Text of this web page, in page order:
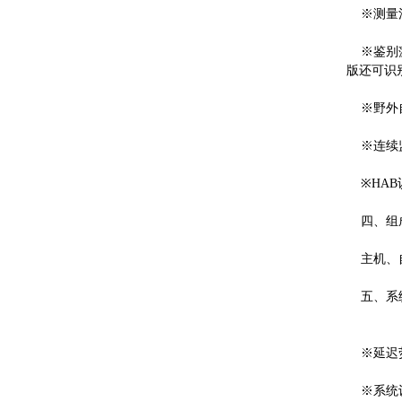
※测量
※鉴别藻
版还可识
※野外
※连续
※HAB
四、组
主机、
五、系
※延迟
※系统